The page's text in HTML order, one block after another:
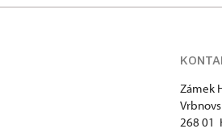
Zámek
268 01